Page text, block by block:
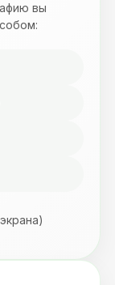
вы